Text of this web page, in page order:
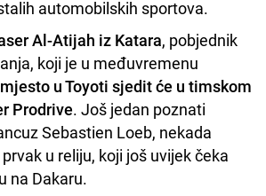
automobilskih sportova.
Al-Atijah iz Katara, pobjednik
koji je u međuvremenu
u Toyoti sjedit će u timskom
Prodrive. Još jedan poznati
Sebastien Loeb, nekada
u reliju, koji još uvijek čeka
na Dakaru.